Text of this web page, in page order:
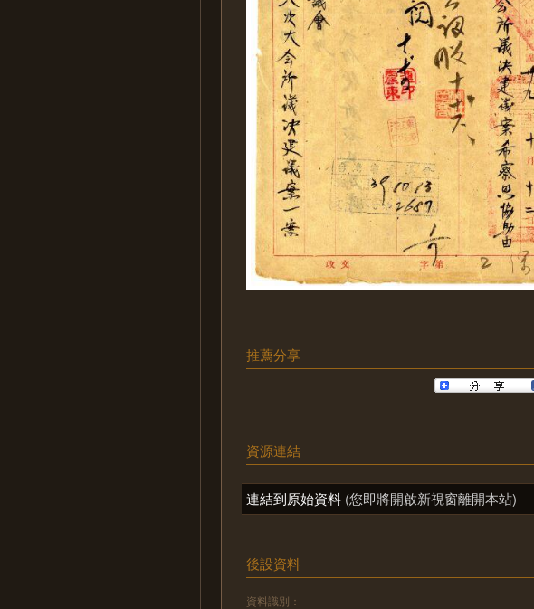
推薦分享
資源連結
連結到原始資料 (您即將開啟新視窗離開本站)
後設資料
資料識別：